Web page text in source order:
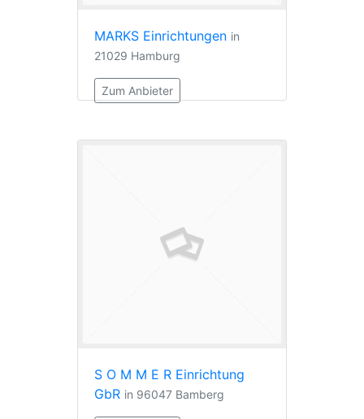
MARKS Einrichtungen in
21029 Hamburg
Zum Anbieter
S O M M E R Einrichtung
GbR in 96047 Bamberg